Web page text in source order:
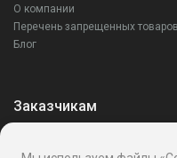
О компании
Перечень запрещенных товаров
Блог
Заказчикам
Ваши запросы